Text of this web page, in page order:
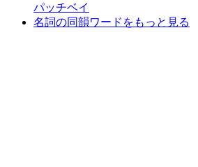
パッチベイ
名詞の同韻ワードをもっと見る